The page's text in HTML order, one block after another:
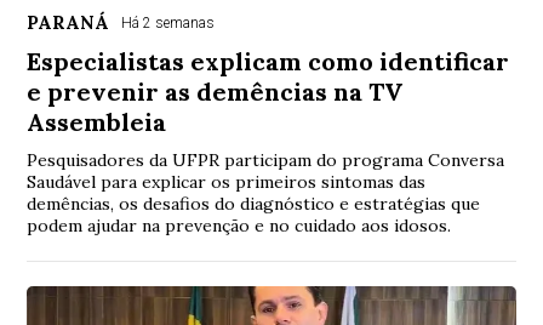
PARANÁ Há 2 semanas
Especialistas explicam como identificar
e prevenir as demências na TV
Assembleia
Pesquisadores da UFPR participam do programa Conversa
Saudável para explicar os primeiros sintomas das
demências, os desafios do diagnóstico e estratégias que
podem ajudar na prevenção e no cuidado aos idosos.